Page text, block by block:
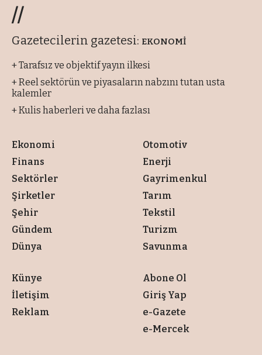
//
Gazetecilerin gazetesi: EKONOMİ
+ Tarafsız ve objektif yayın ilkesi
+ Reel sektörün ve piyasaların nabzını tutan usta
kalemler
+ Kulis haberleri ve daha fazlası
Ekonomi
Finans
Sektörler
Şirketler
Şehir
Gündem
Dünya
Otomotiv
Enerji
Gayrimenkul
Tarım
Tekstil
Turizm
Savunma
Künye
İletişim
Reklam
Abone Ol
Giriş Yap
e-Gazete
e-Mercek